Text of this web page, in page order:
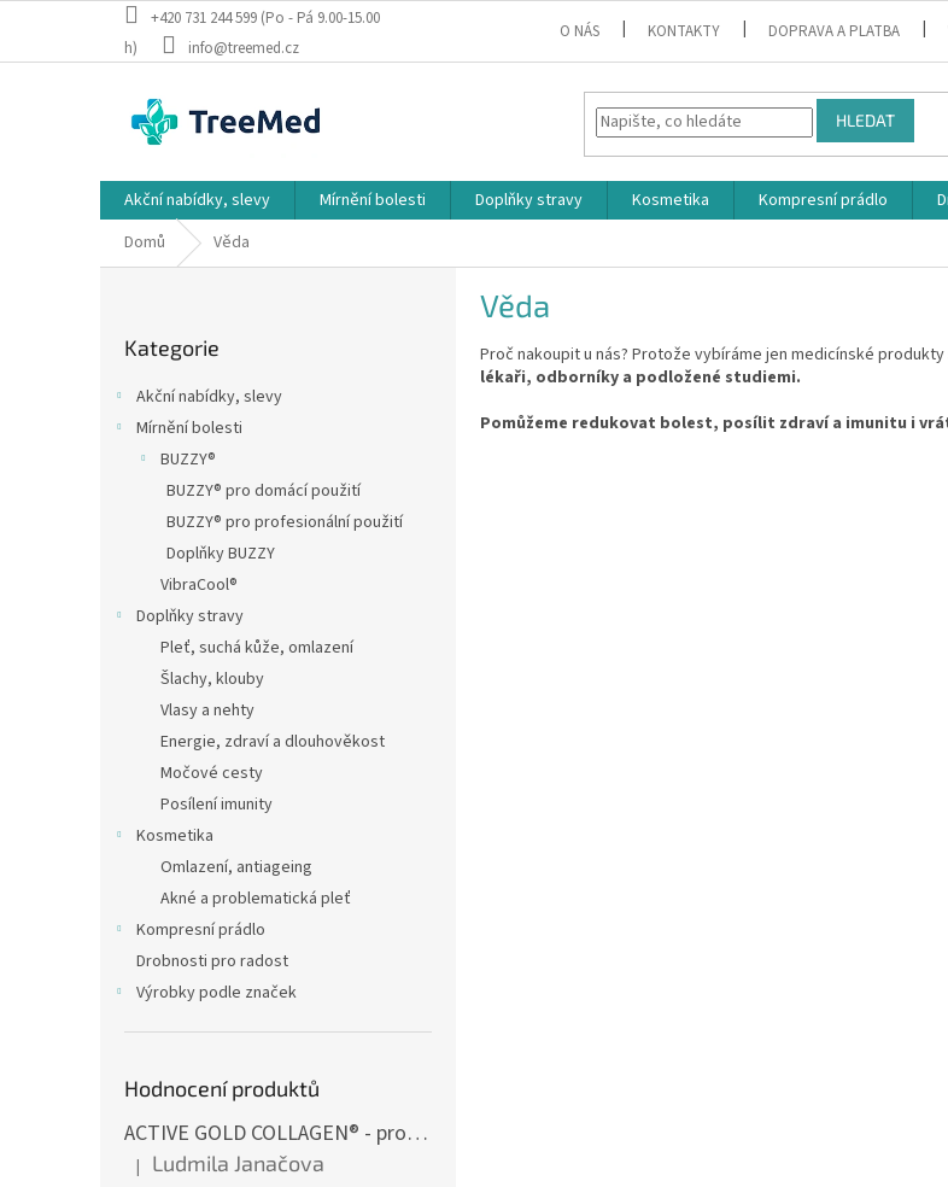
obsah
+420 731 244 599 (Po - Pá 9.00-15.00
h)
info@treemed.cz
O NÁS KONTAKTY DOPRAVA A PLATBA
HLEDAT
Akční nabídky, slevy Mírnění bolesti Doplňky stravy Kosmetika Kompresní prádlo
Domů
Věda
kategorie
Kategorie
Akční nabídky, slevy
Mírnění bolesti
BUZZY®
BUZZY® pro domácí použití
BUZZY® pro profesionální použití
Doplňky BUZZY
VibraCool®
Doplňky stravy
Pleť, suchá kůže, omlazení
Šlachy, klouby
Vlasy a nehty
Energie, zdraví a dlouhověkost
Močové cesty
Posílení imunity
Kosmetika
Omlazení, antiageing
Akné a problematická pleť
Kompresní prádlo
Drobnosti pro radost
Výrobky podle značek
Hodnocení produktů
ACTIVE GOLD COLLAGEN® - pro aktivní život
Hodnocení produktu je 5 z 5 hvězdiček.
| Ludmila Janačova
Věda
Proč nakoupit u nás? Protože vybíráme jen medicínské
lékaři, odborníky a podložené studiemi.
Pomůžeme redukovat bolest, posílit zdraví a imunitu i